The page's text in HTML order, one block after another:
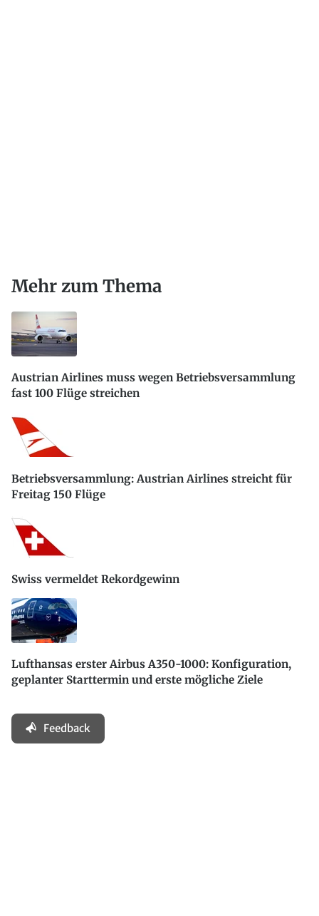
Mehr zum Thema
Austrian Airlines muss wegen Betriebsversammlung
fast 100 Flüge streichen
Betriebsversammlung: Austrian Airlines streicht für
Freitag 150 Flüge
Swiss vermeldet Rekordgewinn
Lufthansas erster Airbus A350-1000: Konfiguration,
geplanter Starttermin und erste mögliche Ziele
Feedback